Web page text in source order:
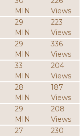
MIN
Views
29
MIN
223
Views
29
MIN
336
Views
33
MIN
204
Views
28
MIN
187
Views
29
MIN
208
Views
27
230